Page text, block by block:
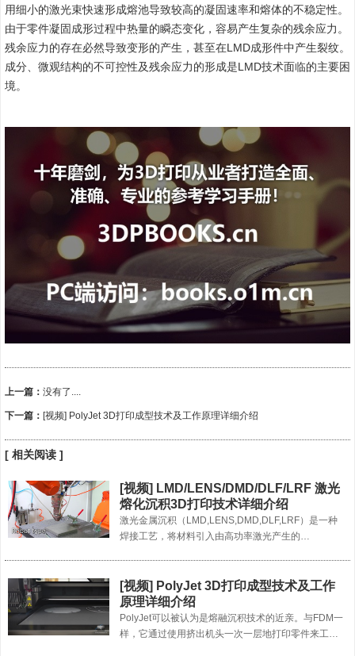
用细小的激光束快速形成熔池导致较高的凝固速率和熔体的不稳定性。
由于零件凝固成形过程中热量的瞬态变化，容易产生复杂的残余应力。
残余应力的存在必然导致变形的产生，甚至在LMD成形件中产生裂纹。
成分、微观结构的不可控性及残余应力的形成是LMD技术面临的主要困
境。
上一篇： 没有了....
下一篇： [视频] PolyJet 3D打印成型技术及工作原理详细介绍
[ 相关阅读 ]
[视频] LMD/LENS/DMD/DLF/LRF 激光
熔化沉积3D打印技术详细介绍
激光金属沉积（LMD,LENS,DMD,DLF,LRF）是一种
焊接工艺，将材料引入由高功率激光产生的…
[视频] PolyJet 3D打印成型技术及工作
原理详细介绍
PolyJet可以被认为是熔融沉积技术的近亲。与FDM一
样，它通过使用挤出机头一次一层地打印零件来工…